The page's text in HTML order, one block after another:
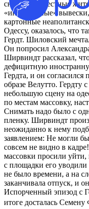
снимались местные
«иностранные»
картонные
Одессу, оказалось, что
Гердт. Шиловский
Он попросил
Ширвиндт рассказал,
дефицитную
Гердта, и он согласился
образе Велутто.
небольшую сцену на
по местам массовку,
Снимать надо было с
пленку. Ширвиндт
неожиданно к нему
заявлением: Не могли
совсем не видно в
массовки просили уйти,
с площадки его
не было времени, а на
заканчивала отпуск, и
Испорченный эпизод с
итоге досталась